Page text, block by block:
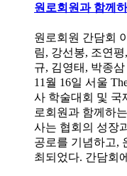
원로회원과 함께
원로회원 간담회
림, 강선봉, 조연
규, 김영태, 박종
11월 16일 서울
사 학술대회 및 국
로회원과 함께하
사는 협회의 성장
공로를 기념하고,
최되었다. 간담회